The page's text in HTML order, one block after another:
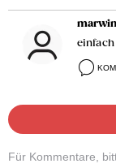
marwin
Für Kommentare,